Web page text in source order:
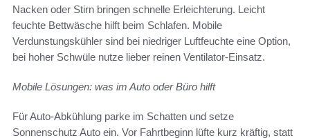
Nacken oder Stirn bringen schnelle Erleichterung. Leicht
feuchte Bettwäsche hilft beim Schlafen. Mobile
Verdunstungskühler sind bei niedriger Luftfeuchte eine Option,
bei hoher Schwüle nutze lieber reinen Ventilator-Einsatz.
Mobile Lösungen: was im Auto oder Büro hilft
Für Auto-Abkühlung parke im Schatten und setze
Sonnenschutz Auto ein. Vor Fahrtbeginn lüfte kurz kräftig, statt